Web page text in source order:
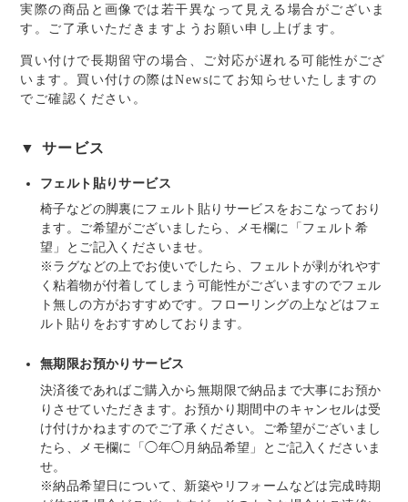
実際の商品と画像では若干異なって見える場合がございま
す。ご了承いただきますようお願い申し上げます。
買い付けで長期留守の場合、ご対応が遅れる可能性がござ
います。買い付けの際はNewsにてお知らせいたしますの
でご確認ください。
▼ サービス
フェルト貼りサービス
椅子などの脚裏にフェルト貼りサービスをおこなっており
ます。ご希望がございましたら、メモ欄に「フェルト希
望」とご記入くださいませ。
※ラグなどの上でお使いでしたら、フェルトが剥がれやす
く粘着物が付着してしまう可能性がございますのでフェル
ト無しの方がおすすめです。フローリングの上などはフェ
ルト貼りをおすすめしております。
無期限お預かりサービス
決済後であればご購入から無期限で納品まで大事にお預か
りさせていただきます。お預かり期間中のキャンセルは受
け付けかねますのでご了承ください。ご希望がございまし
たら、メモ欄に「◯年◯月納品希望」とご記入くださいま
せ。
※納品希望日について、新築やリフォームなどは完成時期